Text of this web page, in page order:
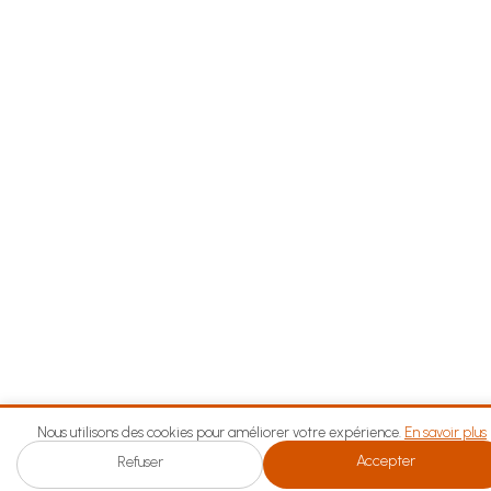
Nous utilisons des cookies pour améliorer votre expérience. En savoir plus
Refuser Accepter